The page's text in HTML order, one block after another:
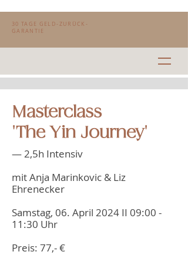
30 TAGE GELD-ZURÜCK-
GARANTIE
Masterclass
'The Yin Journey'
— 2,5h Intensiv
mit Anja Marinkovic & Liz
Ehrenecker
Samstag, 06. April 2024 II 09:00 -
11:30 Uhr
Preis: 77,- €